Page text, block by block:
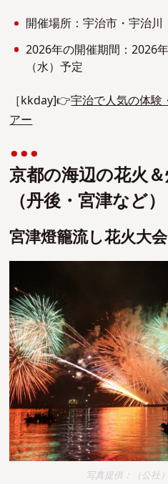
開催場所：宇治市・宇治川
2026年の開催期間：2026
（水）予定
［kkday]👉宇治で人気の体験
アー
京都の海辺の花火
（丹後・宮津など）
宮津燈籠流し花火大会
写真提供：（公社